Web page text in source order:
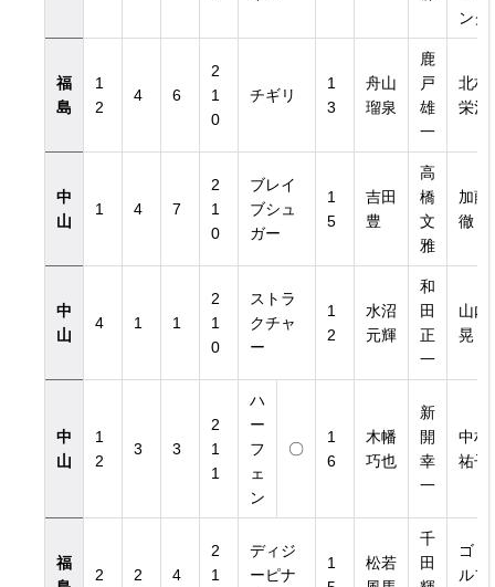
ング
福
島
1
2
4 6
2
1
0
チギリ
1
3
舟山
瑠泉
鹿
戸
雄
一
北村
栄治
中
山
1 4 7
2
1
0
ブレイ
ブシュ
ガー
1
5
吉田
豊
高
橋
文
雅
加藤
徹
中
山
4 1 1
2
1
0
ストラ
クチャ
ー
1
2
水沼
元輝
和
田
正
一
山内
晃
中
山
1
2
3 3
2
1
1
ハ
ー
フ
ェ
ン
〇
1
6
木幡
巧也
新
開
幸
一
中村
祐子
福
2 2 4
2
1
ディジ
ーピナ
1
松若
千
田
ゴド
ルフ